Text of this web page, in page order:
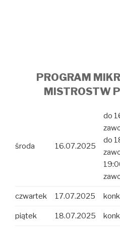
PROGRAM
MISTROSTW
środa 16.07.2025
do
do
czwartek 17.07.2025
piątek 18.07.2025